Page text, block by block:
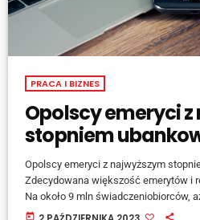
PRACA I BIZNES
Opolscy emeryci
stopniem
Opolscy emeryci z najwyższym
Zdecydowana większość emerytów i
Na około 9 mln świadczeniobiorców,
pieniądze przelewem. Obecnie
today